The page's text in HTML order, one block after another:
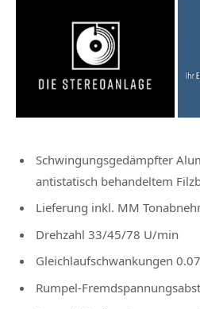
Schwingungsgedämpfter
antistatisch behandeltem
Lieferung inkl. MM
Drehzahl 33/45/78 U/min
Gleichlaufschwankungen
Rumpel-